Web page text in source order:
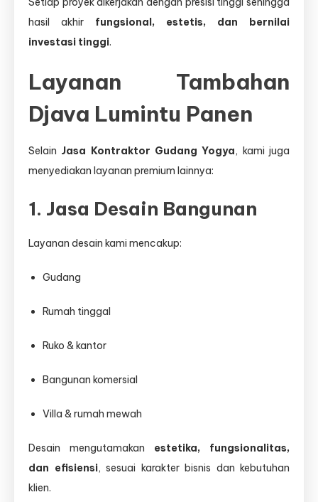
hasil akhir fungsional, estetis, dan bernilai
investasi tinggi.
Layanan Tambahan
Djava Lumintu Panen
Selain Jasa Kontraktor Gudang Yogya, kami juga
menyediakan layanan premium lainnya:
1. Jasa Desain Bangunan
Layanan desain kami mencakup:
Gudang
Rumah tinggal
Ruko & kantor
Bangunan komersial
Villa & rumah mewah
Desain mengutamakan estetika, fungsionalitas,
dan efisiensi, sesuai karakter bisnis dan kebutuhan
klien.